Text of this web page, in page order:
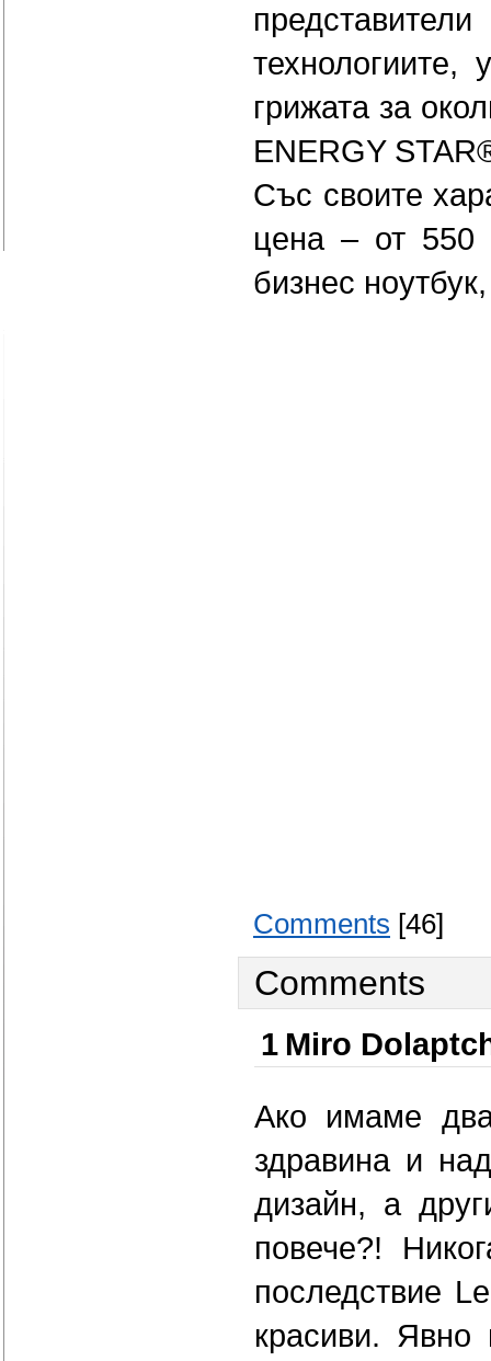
грижата за
ENERGY
Със своите
цена – от
бизнес
Comments [46]
Comments
1 Miro
Ако имаме
здравина и
дизайн, а
повече?!
последствие
красиви.